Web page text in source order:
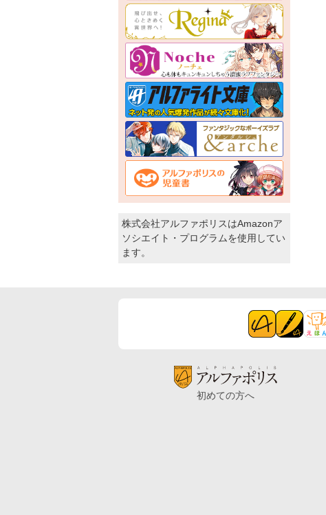
株式会社アルファポリスはAmazonア
ソシエイト・プログラムを使用してい
ます。
初めての方へ